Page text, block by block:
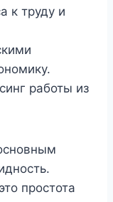
к труду и
работы из
простота